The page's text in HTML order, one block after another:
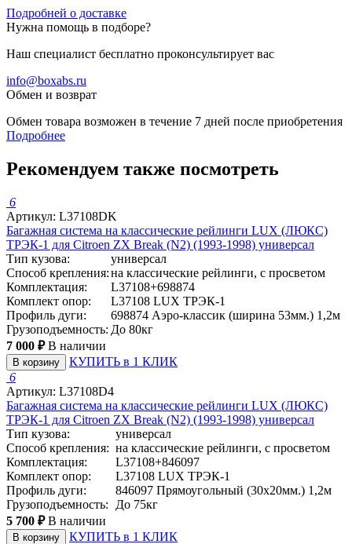
Подробней о доставке
Нужна помощь в подборе?
Наш специалист бесплатно проконсультирует вас
info@boxabs.ru
Обмен и возврат
Обмен товара возможен в течение 7 дней после приобретения
Подробнее
Рекомендуем также посмотреть
6
Артикул: L37108DK
Багажная система на классические рейлинги LUX (ЛЮКС)
ТРЭК-1 для Citroen ZX Break (N2) (1993-1998) универсал
Тип кузова:
универсал
Способ крепления:на классические рейлинги, с просветом
Комплектация:
L37108+698874
Комплект опор:
L37108 LUX ТРЭК-1
Профиль дуги:
698874 Аэро-классик (ширина 53мм.) 1,2м
Грузоподъемность: До 80кг
7 000 ₽ В наличии
В корзину
КУПИТЬ в 1 КЛИК
6
Артикул: L37108D4
Багажная система на классические рейлинги LUX (ЛЮКС)
ТРЭК-1 для Citroen ZX Break (N2) (1993-1998) универсал
Тип кузова:
универсал
Способ крепления: на классические рейлинги, с просветом
Комплектация:
L37108+846097
Комплект опор:
L37108 LUX ТРЭК-1
Профиль дуги:
846097 Прямоугольный (30x20мм.) 1,2м
Грузоподъемность:
До 75кг
5 700 ₽ В наличии
В корзину
КУПИТЬ в 1 КЛИК